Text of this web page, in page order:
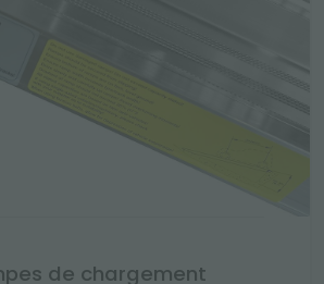
de chargement